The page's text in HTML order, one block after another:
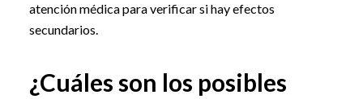
atención médica para verificar si hay efectos
secundarios.
¿Cuáles son los posibles